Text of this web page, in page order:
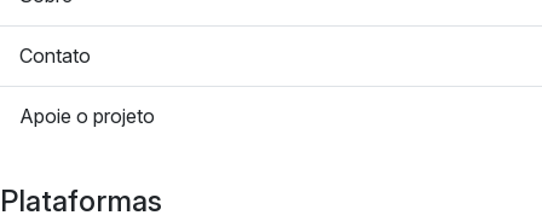
Contato
Apoie o projeto
Plataformas